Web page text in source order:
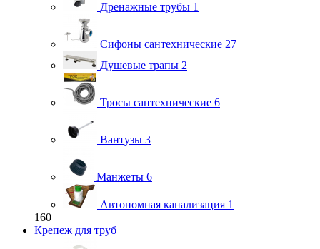
Дренажные трубы 1
Сифоны сантехнические 27
Душевые трапы 2
Тросы сантехнические 6
Вантузы 3
Манжеты 6
Автономная канализация 1
160
Крепеж для труб